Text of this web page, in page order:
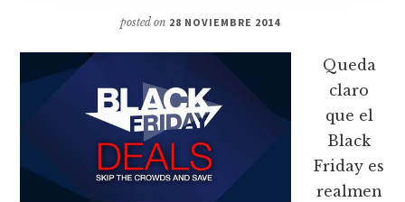
posted on 28 NOVIEMBRE 2014
Queda
claro
que el
Black
Friday es
realmen